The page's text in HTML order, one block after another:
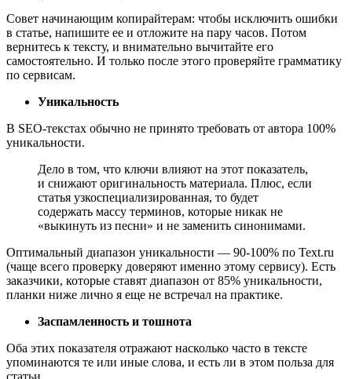
Совет начинающим копирайтерам: чтобы исключить ошибки
в статье, напишите ее и отложите на пару часов. Потом
вернитесь к тексту, и внимательно вычитайте его
самостоятельно. И только после этого проверяйте грамматику
по сервисам.
Уникальность
В SEO-текстах обычно не принято требовать от автора 100%
уникальности.
Дело в том, что ключи влияют на этот показатель,
и снижают оригинальность материала. Плюс, если
статья узкоспециализированная, то будет
содержать массу терминов, которые никак не
«выкинуть из песни» и не заменить синонимами.
Оптимальный диапазон уникальности ― 90-100% по Text.ru
(чаще всего проверку доверяют именно этому сервису). Есть
заказчики, которые ставят диапазон от 85% уникальности,
планки ниже лично я еще не встречал на практике.
Заспамленность и тошнота
Оба этих показателя отражают насколько часто в тексте
упоминаются те или иные слова, и есть ли в этом польза для